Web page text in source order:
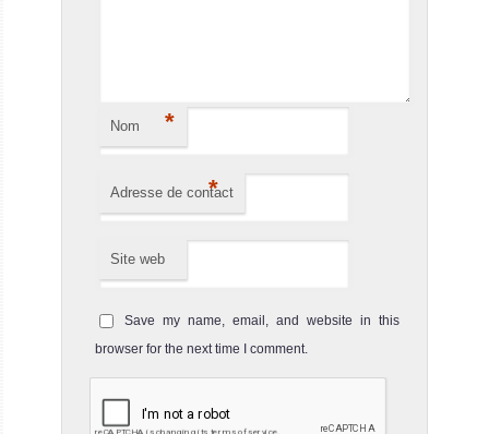
Nom *
Adresse de contact
*
Site web
Save my name, email, and website in this
browser for the next time I comment.